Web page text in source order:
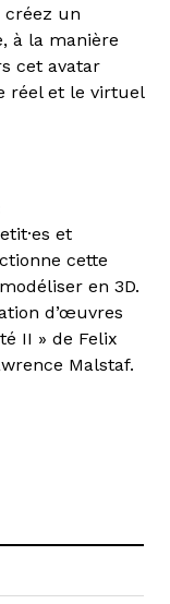
créez un
à la manière
cet avatar
réel et le virtuel
et
cette
en 3D.
d’œuvres
II » de Felix
Malstaf.